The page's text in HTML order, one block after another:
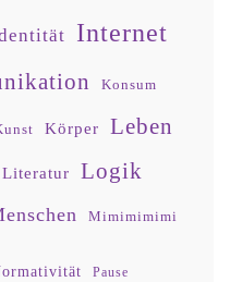
Internet
Konsum
Körper Leben
Literatur Logik
Mimimimimi
Pause